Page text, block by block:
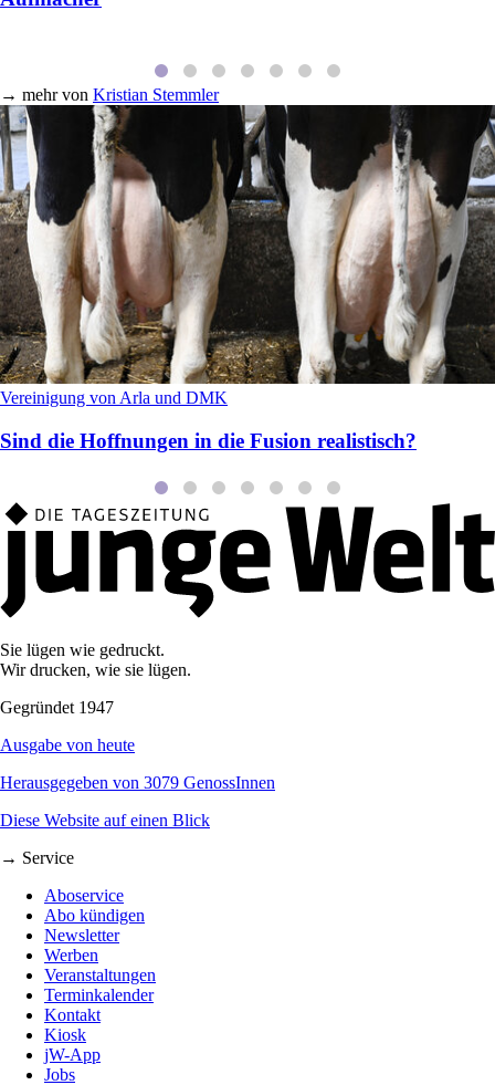
→ mehr von Kristian Stemmler
Vereinigung von Arla und DMK
Sind die Hoffnungen in die Fusion realistisch?
Sie lügen wie gedruckt.
Wir drucken, wie sie lügen.
Gegründet 1947
Ausgabe von heute
Herausgegeben von 3079 GenossInnen
Diese Website auf einen Blick
→ Service
Aboservice
Abo kündigen
Newsletter
Werben
Veranstaltungen
Terminkalender
Kontakt
Kiosk
jW-App
Jobs